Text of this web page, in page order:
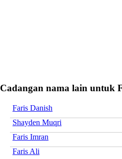
Cadangan nama lain untuk
Faris Danish
Shayden Muqri
Faris Imran
Faris Ali